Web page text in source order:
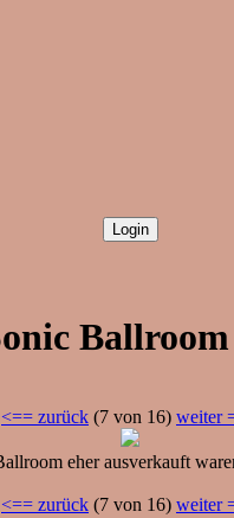
<== zurück (7 von 16) weiter
eher ausverkauft
<== zurück (7 von 16) weiter